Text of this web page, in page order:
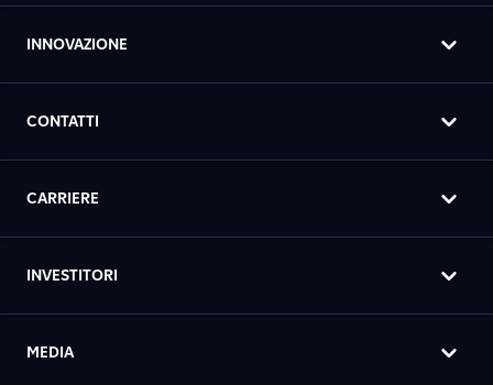
INNOVAZIONE
CONTATTI
CARRIERE
INVESTITORI
MEDIA